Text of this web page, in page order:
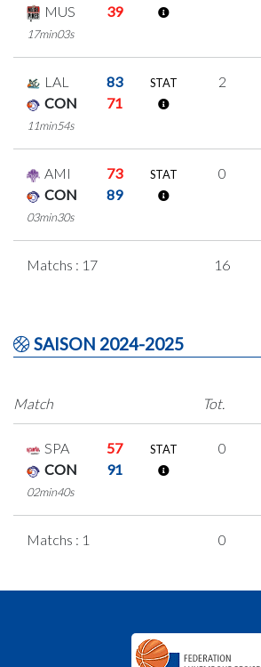
MUS
39
17min03s
LAL
83
CON
71
11min54s
STAT 2
AMI
73
CON
89
03min30s
STAT 0
Matchs : 17 16
SAISON 2024-2025
Match
Tot.
SPA
57
CON
91
02min40s
STAT 0
Matchs : 1 0